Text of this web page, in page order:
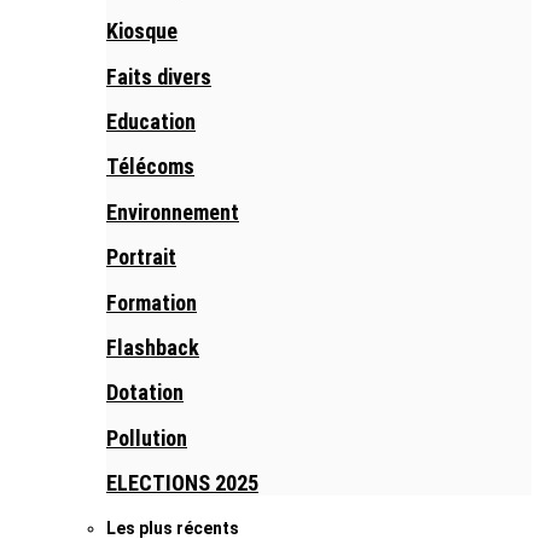
Kiosque
Faits divers
Education
Télécoms
Environnement
Portrait
Formation
Flashback
Dotation
Pollution
ELECTIONS 2025
Les plus récents